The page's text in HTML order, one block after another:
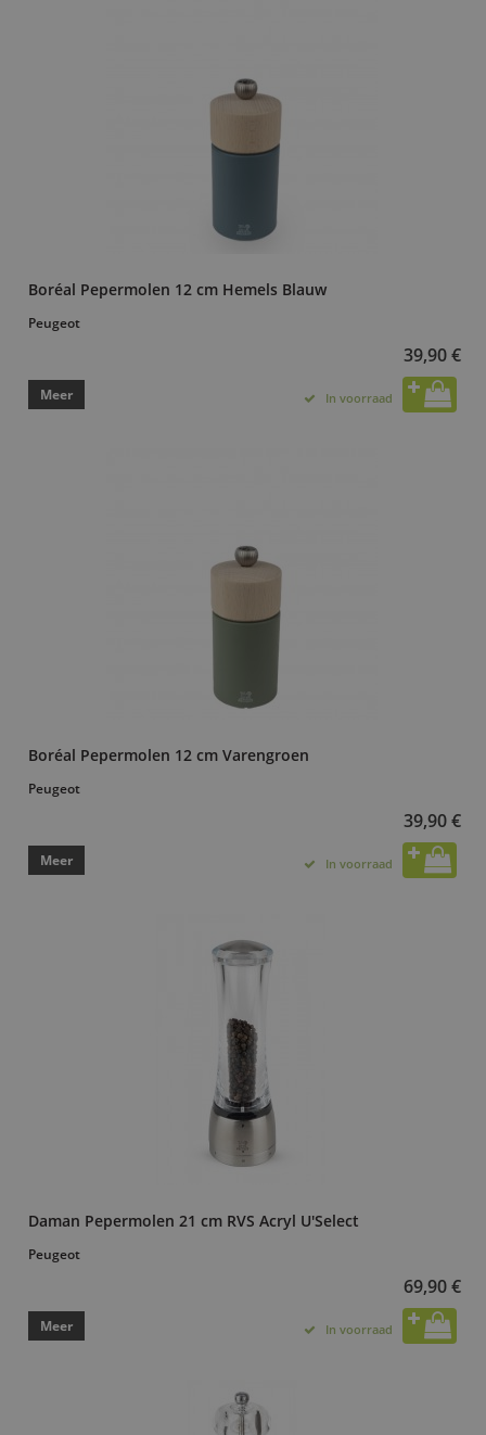
Boréal Pepermolen 12 cm Hemels Blauw
Peugeot
39,90 €
Meer In voorraad
Boréal Pepermolen 12 cm Varengroen
Peugeot
39,90 €
Meer In voorraad
Daman Pepermolen 21 cm RVS Acryl U'Select
Peugeot
69,90 €
Meer In voorraad